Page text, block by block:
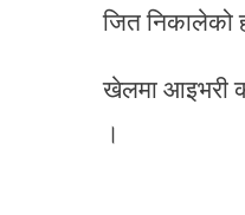
जित निकालेको
खेलमा आइभरी
।